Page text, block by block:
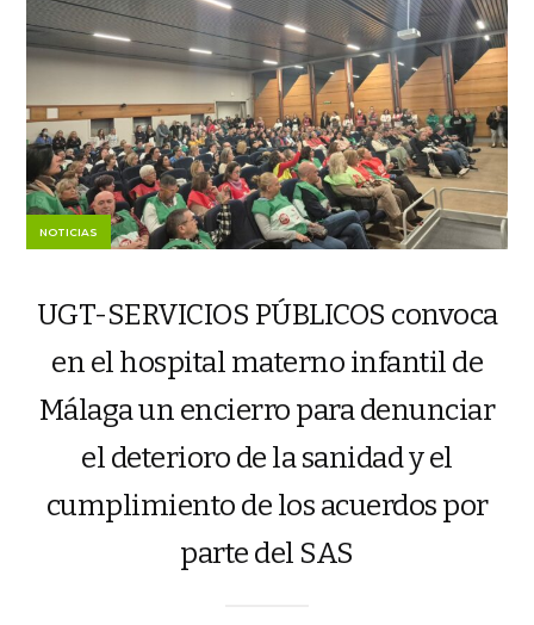
NOTICIAS
UGT-SERVICIOS PÚBLICOS convoca
en el hospital materno infantil de
Málaga un encierro para denunciar
el deterioro de la sanidad y el
cumplimiento de los acuerdos por
parte del SAS